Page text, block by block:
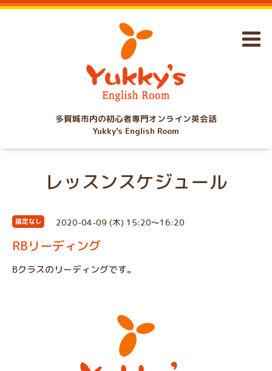
多賀城市内の初心者専門オンライン英会話
Yukky's English Room
レッスンスケジュール
指定なし 2020-04-09 (木) 15:20～16:20
RBリーディング
Bクラスのリーディングです。